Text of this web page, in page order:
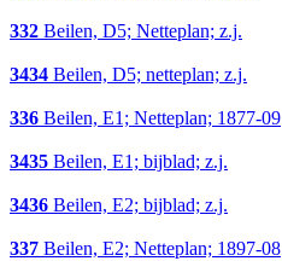
332 Beilen, D5; Netteplan; z.j.
3434 Beilen, D5; netteplan; z.j.
336 Beilen, E1; Netteplan; 1877-09
3435 Beilen, E1; bijblad; z.j.
3436 Beilen, E2; bijblad; z.j.
337 Beilen, E2; Netteplan; 1897-08